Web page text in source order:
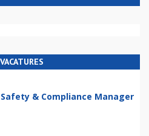
Safety & Compliance Manager